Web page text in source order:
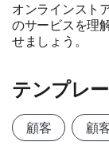
オンラインスト
のサービスを理
せましょう。
テンプレ
顧客 顧